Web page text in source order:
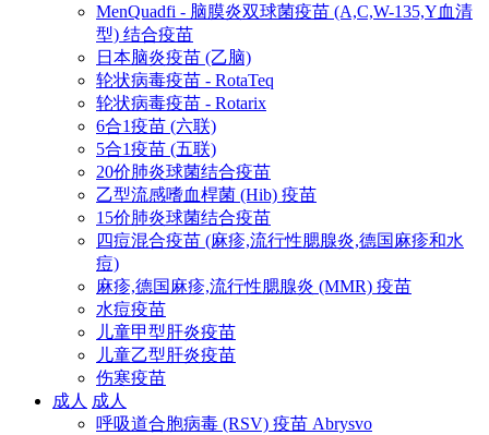
MenQuadfi - 脑膜炎双球菌疫苗 (A,C,W-135,Y血清
型) 结合疫苗
日本脑炎疫苗 (乙脑)
轮状病毒疫苗 - RotaTeq
轮状病毒疫苗 - Rotarix
6合1疫苗 (六联)
5合1疫苗 (五联)
20价肺炎球菌结合疫苗
乙型流感嗜血桿菌 (Hib) 疫苗
15价肺炎球菌结合疫苗
四痘混合疫苗 (麻疹,流行性腮腺炎,德国麻疹和水
痘)
麻疹,德国麻疹,流行性腮腺炎 (MMR) 疫苗
水痘疫苗
儿童甲型肝炎疫苗
儿童乙型肝炎疫苗
伤寒疫苗
成人 成人
呼吸道合胞病毒 (RSV) 疫苗 Abrysvo